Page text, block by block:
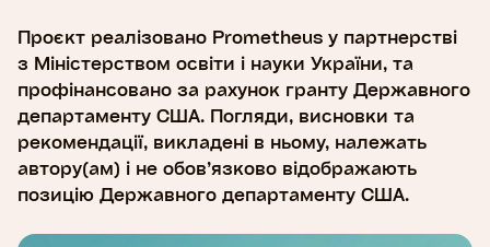
Проєкт реалізовано Prometheus у партнерстві
з Міністерством освіти і науки України, та
профінансовано за рахунок гранту Державного
департаменту США. Погляди, висновки та
рекомендації, викладені в ньому, належать
автору(ам) і не обов’язково відображають
позицію Державного департаменту США.